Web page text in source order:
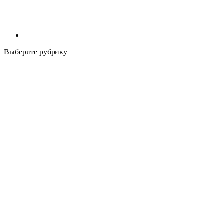
Выберите рубрику